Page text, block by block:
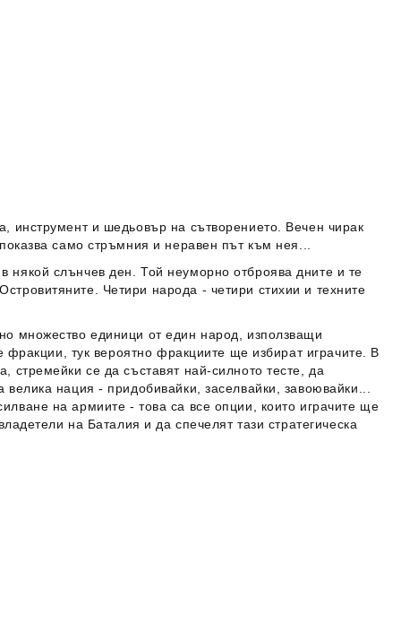
инструмент и шедьовър на сътворението. Вечен чирак
само стръмния и неравен път към нея...
някой слънчев ден. Той неуморно отброява дните и те
Четири народа - четири стихии и техните
множество единици от един народ, използващи
фракции, тук вероятно фракциите ще избират играчите. В
се да съставят най-силното тесте, да
нация - придобивайки, заселвайки, завоювайки...
на армиите - това са все опции, които играчите ще
на Баталия и да спечелят тази стратегическа